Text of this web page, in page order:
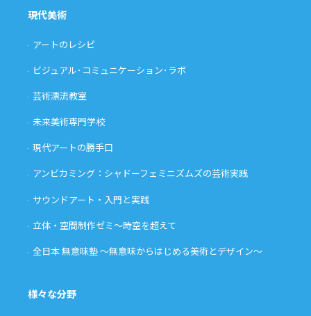
現代美術
アートのレシピ
ビジュアル･コミュニケーション･ラボ
芸術漂流教室
未来美術専門学校
現代アートの勝手口
アンビカミング：シャドーフェミニズムズの芸術実践
サウンドアート・入門と実践
立体・空間制作ゼミ〜時空を超えて
全日本 無意味塾 〜無意味からはじめる美術とデザイン〜
様々な分野